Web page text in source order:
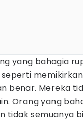
yang bahagia
benar. Mereka
Orang yang
tidak semuanya